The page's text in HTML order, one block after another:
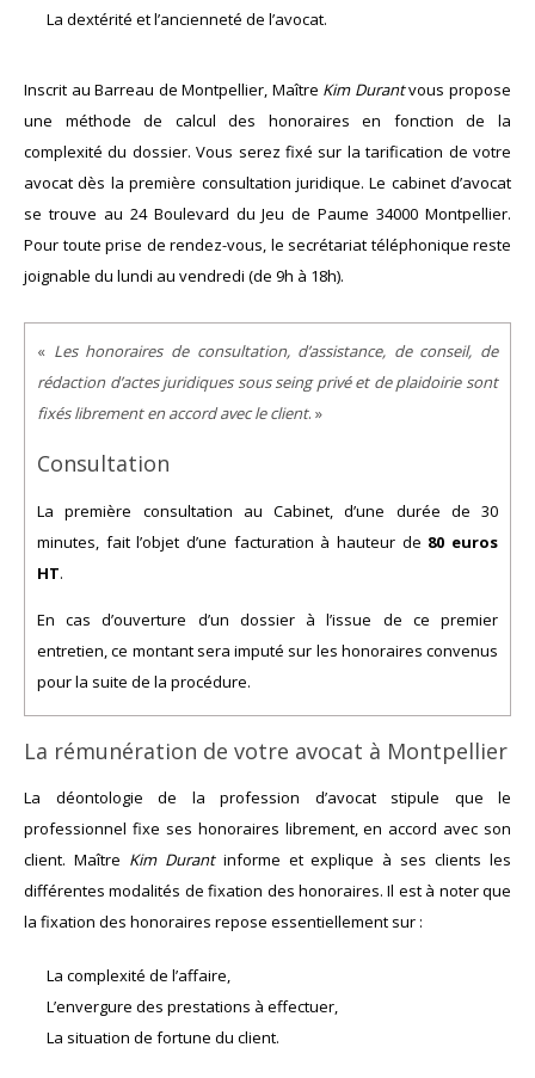
La dextérité et l’ancienneté de l’avocat.
Inscrit au Barreau de Montpellier, Maître Kim Durantvous propose
une méthode de calcul des honoraires en fonction de la
complexité du dossier. Vous serez fixé sur la tarification de votre
avocat dès la première consultation juridique. Le cabinet d’avocat
se trouve au 24 Boulevard du Jeu de Paume 34000 Montpellier.
Pour toute prise de rendez-vous, le secrétariat téléphonique reste
joignable du lundi au vendredi (de 9h à 18h).
« Les honoraires de consultation, d’assistance, de conseil, de
rédaction d’actes juridiques sous seing privé et de plaidoirie sont
fixés librement en accord avec le client. »
Consultation
La première consultation au Cabinet, d’une durée de 30
minutes, fait l’objet d’une facturation à hauteur de 80 euros
HT.
En cas d’ouverture d’un dossier à l’issue de ce premier
entretien, ce montant sera imputé sur les honoraires convenus
pour la suite de la procédure.
La rémunération de votre avocat à Montpellier
La déontologie de la profession d’avocat stipule que le
professionnel fixe ses honoraires librement, en accord avec son
client. Maître Kim Durantinforme et explique à ses clients les
différentes modalités de fixation des honoraires. Il est à noter que
la fixation des honoraires repose essentiellement sur :
La complexité de l’affaire,
L’envergure des prestations à effectuer,
La situation de fortune du client.